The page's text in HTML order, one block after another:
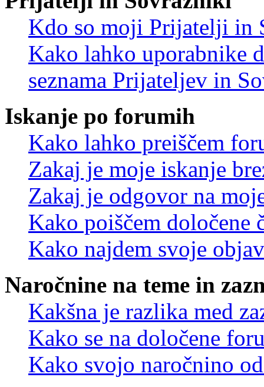
Kdo so moji Prijatelji in
Kako lahko uporabnike
seznama Prijateljev in
Iskanje po forumih
Kako lahko preiščem
Zakaj je moje iskanje
Zakaj je odgovor na
Kako poiščem določene
Kako najdem svoje
Naročnine na teme in
Kakšna je razlika med
Kako se na določene
Kako svojo naročnino